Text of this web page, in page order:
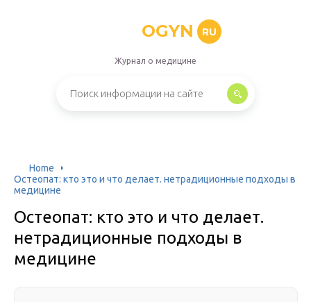
OGYN RU
Журнал о медицине
Home
Остеопат: кто это и что делает. нетрадиционные подходы в
медицине
Остеопат: кто это и что делает.
нетрадиционные подходы в
медицине